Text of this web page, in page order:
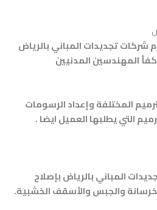
تجديدات المباني بالرياض
المهندسين المدنيين
المختلفة وإعداد الرسومات
التي يطلبها العميل ايضا.
المباني بالرياض بإصلاح
والجبس والأسقف الخشبية.